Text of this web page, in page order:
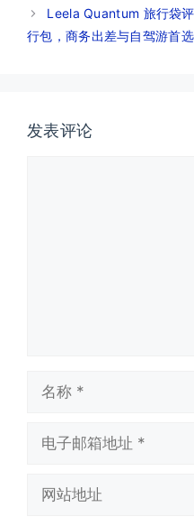
Leela Quantum 旅行袋
行包，商务出差与自驾游首选
发表评论